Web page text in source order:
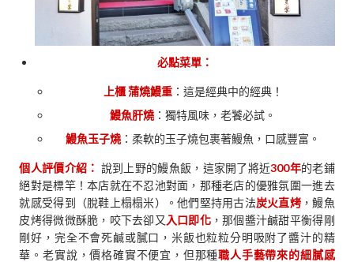
必點菜單：
上櫃 蒲燒鰻重：這是經典中的經典！
鰻魚肝燒 ：獨特風味，老饕必試。
鰻魚玉子燒 ：柔軟的玉子燒包裹著鰻魚，口感豐富。
個人評價介紹： 說到上野的鰻魚飯，這家開了將近300年的老鋪
絕對是標竿！本店就在不忍池對面，那種老店的優雅氛圍一進去
就感受得到（脫鞋上榻榻米）。他們堅持用古法炭火直烤 ，鰻魚
皮烤得微微酥脆，咬下去卻又 入口即化，那個醬汁鹹甜平衡得剛
剛好，完全不會死鹹或膩口，米飯也粒粒分明吸附了醬汁的精
華。老實說，價格確實不便宜，但那種職人手藝帶來的細膩感